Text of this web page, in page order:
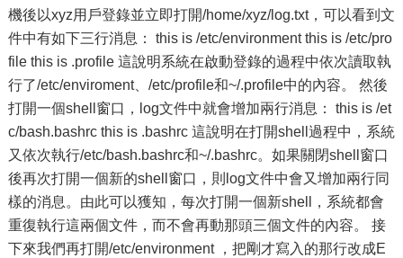
機後以xyz用戶登錄並立即打開/home/xyz/log.txt，可以看到文
件中有如下三行消息： this is /etc/environment this is /etc/pro
file this is .profile 這說明系統在啟動登錄的過程中依次讀取執
行了/etc/enviroment、/etc/profile和~/.profile中的內容。 然後
打開一個shell窗口，log文件中就會增加兩行消息： this is /et
c/bash.bashrc this is .bashrc 這說明在打開shell過程中，系統
又依次執行/etc/bash.bashrc和~/.bashrc。如果關閉shell窗口
後再次打開一個新的shell窗口，則log文件中會又增加兩行同
樣的消息。由此可以獲知，每次打開一個新shell，系統都會
重復執行這兩個文件，而不會再動那頭三個文件的內容。 接
下來我們再打開/etc/environment ，把剛才寫入的那行改成E